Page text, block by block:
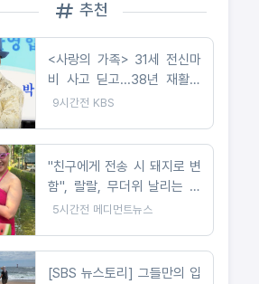
추천
<사랑의 가족> 31세 전신마
비 사고 딛고...38년 재활이
빚어낸 트로트 가수의 꿈
9시간전 KBS
"친구에게 전송 시 돼지로 변
함", 랄랄, 무더위 날리는 현
실 수영복 자태 공개
5시간전 메디먼트뉴스
[SBS 뉴스토리] 그들만의 입